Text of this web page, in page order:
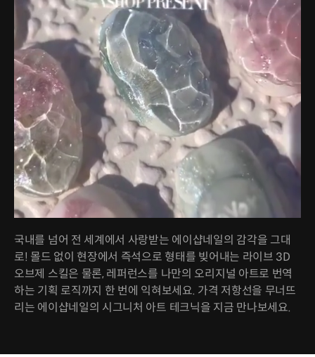
국내를 넘어 전 세계에서 사랑받는 에이샵네일의 감각을 그대
로! 몰드 없이 현장에서 즉석으로 형태를 빚어내는 라이브 3D
오브제 스킬은 물론, 레퍼런스를 나만의 오리지널 아트로 번역
하는 기획 로직까지 한 번에 익혀보세요. 가격 저항선을 무너뜨
리는 에이샵네일의 시그니처 아트 테크닉을 지금 만나보세요.